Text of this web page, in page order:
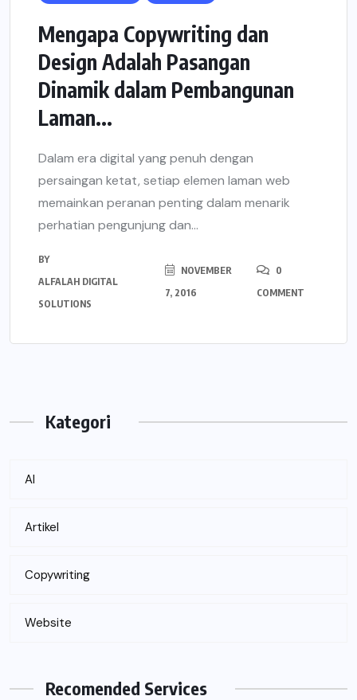
Mengapa Copywriting dan
Design Adalah Pasangan
Dinamik dalam Pembangunan
Laman...
Dalam era digital yang penuh dengan
persaingan ketat, setiap elemen laman web
memainkan peranan penting dalam menarik
perhatian pengunjung dan...
BY
ALFALAH DIGITAL
SOLUTIONS
NOVEMBER
7, 2016
0
COMMENT
Kategori
AI
Artikel
Copywriting
Website
Recomended Services